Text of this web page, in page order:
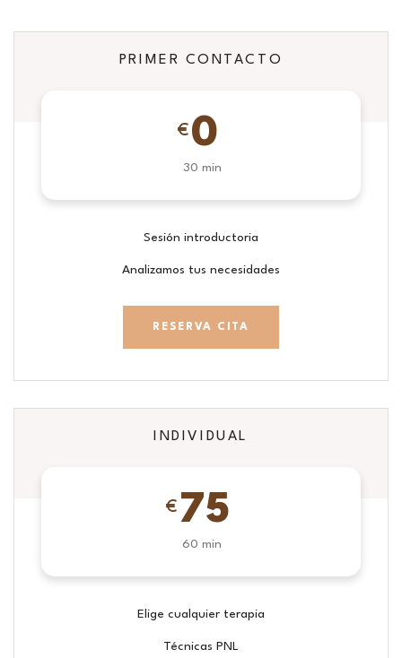
PRIMER CONTACTO
€ 0
30 min
Sesión introductoria
Analizamos tus necesidades
RESERVA CITA
INDIVIDUAL
€ 75
60 min
Elige cualquier terapia
Técnicas PNL